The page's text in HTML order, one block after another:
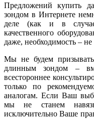
Предложений купить
зондом в Интернете
деле (как и в
качественного
даже, необходимость –
Мы не будем
длинным зондом –
всестороннее
только по
аналогам. Если Ваш
мы не станем
исключительно Ваше